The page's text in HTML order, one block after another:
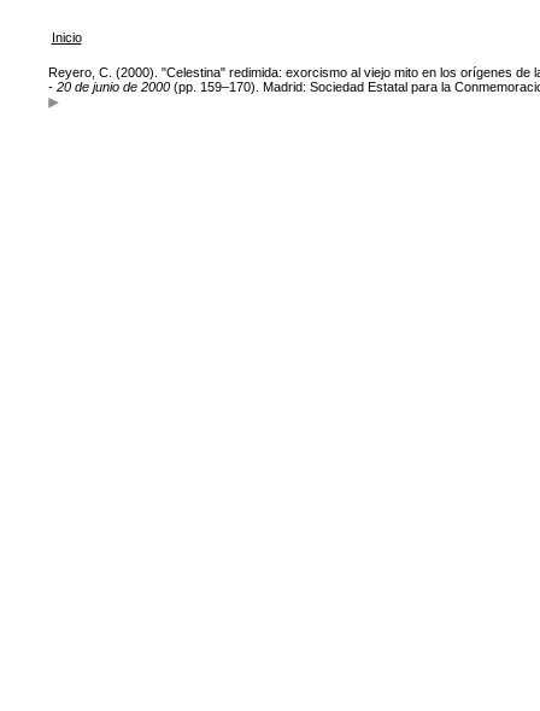
Inicio
Reyero, C. (2000). "Celestina" redimida: exorcismo al viejo mito en los orígenes de
- 20 de junio de 2000(pp. 159–170). Madrid: Sociedad Estatal para la